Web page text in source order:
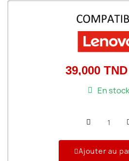
39,000 TND
En stock
Ajouter au